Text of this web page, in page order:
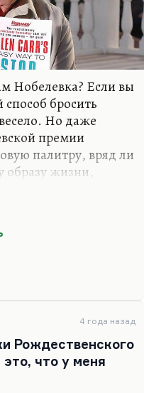
как вы понимаете,
борьбу с врагом,
исторических…
Нобелевка? Если вы
бросить
Но даже
премии
палитру, вряд ли
образу жизни,
гуманист,
его
от
десяти триггеров,
интересной, я
Это безусловно
4 года назад
Рождественского
что у меня